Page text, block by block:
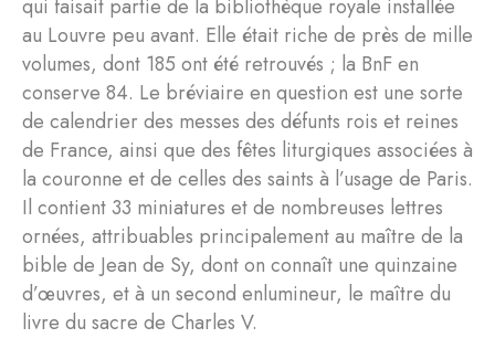
qui faisait partie de la bibliothèque royale installée
au Louvre peu avant. Elle était riche de près de mille
volumes, dont 185 ont été retrouvés ; la BnF en
conserve 84. Le bréviaire en question est une sorte
de calendrier des messes des défunts rois et reines
de France, ainsi que des fêtes liturgiques associées à
la couronne et de celles des saints à l’usage de Paris.
Il contient 33 miniatures et de nombreuses lettres
ornées, attribuables principalement au maître de la
bible de Jean de Sy, dont on connaît une quinzaine
d’œuvres, et à un second enlumineur, le maître du
livre du sacre de Charles V.